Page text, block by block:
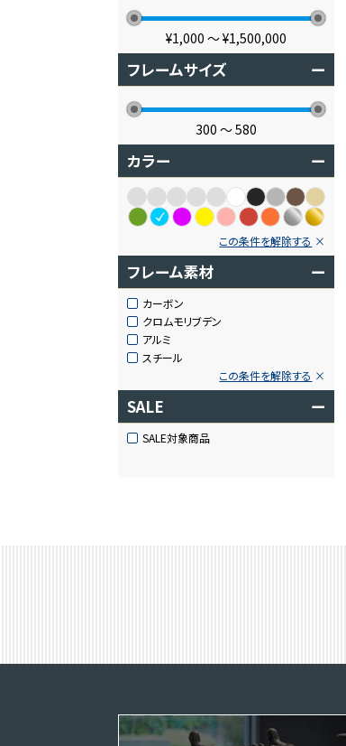
¥1,000 〜¥1,500,000
フレームサイズ ー
300 〜580
カラー ー
この条件を解除する
フレーム素材 ー
カーボン
クロムモリブデン
アルミ
スチール
この条件を解除する
SALE ー
SALE対象商品